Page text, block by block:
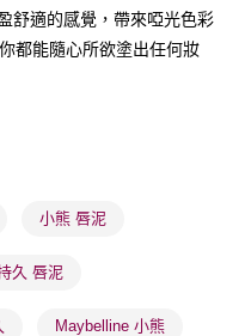
達
運費
運費
機分配至SF順豐速運或京東
免運費
後2-5個工作天到店，3天內
舒適的感覺，帶來啞光色彩
都能隨心所欲塗出任何妝
小熊 唇泥
久 唇泥
Maybelline 小熊